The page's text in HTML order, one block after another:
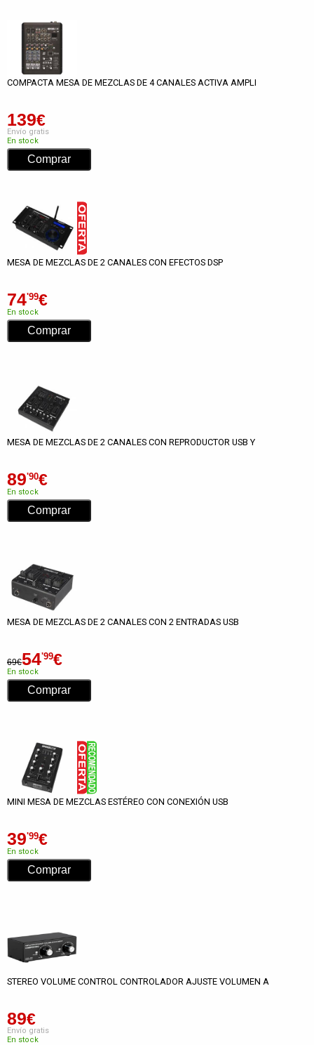
COMPACTA MESA DE MEZCLAS DE 4 CANALES ACTIVA AMPLI
139€
Envío gratis
En stock
MESA DE MEZCLAS DE 2 CANALES CON EFECTOS DSP
74'99€
En stock
MESA DE MEZCLAS DE 2 CANALES CON REPRODUCTOR USB Y
89'90€
En stock
MESA DE MEZCLAS DE 2 CANALES CON 2 ENTRADAS USB
69€54'99€
En stock
MINI MESA DE MEZCLAS ESTÉREO CON CONEXIÓN USB
39'99€
En stock
STEREO VOLUME CONTROL CONTROLADOR AJUSTE VOLUMEN A
89€
Envío gratis
En stock